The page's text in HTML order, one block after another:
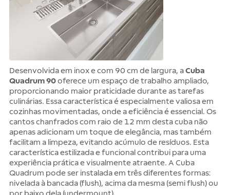
Desenvolvida em inox e com 90 cm de largura, aCuba
Quadrum 90oferece um espaço de trabalho ampliado,
proporcionando maior praticidade durante as tarefas
culinárias. Essa característica é especialmente valiosa em
cozinhas movimentadas, onde a eficiência é essencial. Os
cantos chanfrados com raio de 12 mm desta cuba não
apenas adicionam um toque de elegância, mas também
facilitam a limpeza, evitando acúmulo de resíduos. Esta
característica estilizada e funcional contribui para uma
experiência prática e visualmente atraente. A Cuba
Quadrum pode ser instalada em três diferentes formas:
nivelada à bancada (flush), acima da mesma (semi flush) ou